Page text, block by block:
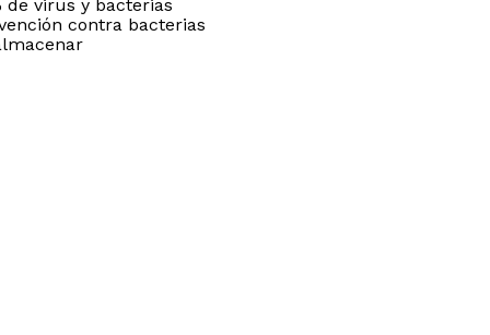
de virus y bacterias
contra bacterias